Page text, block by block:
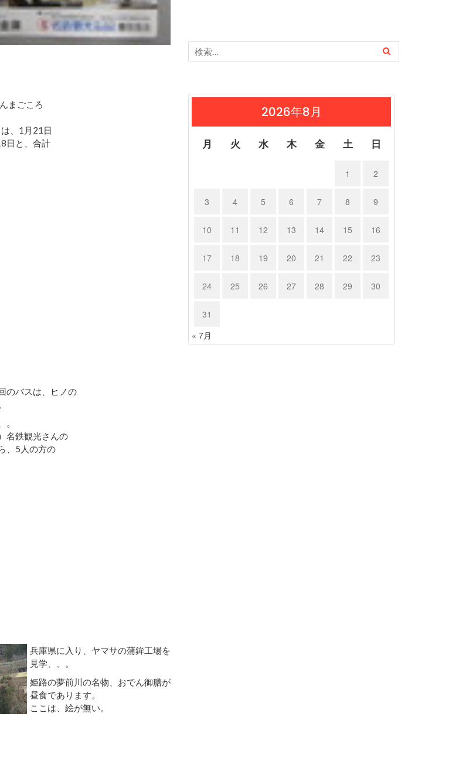
まごころ
、1月21日
日と、合計
のバスは、ヒノの
名鉄観光さんの
、5人の方の
兵庫県に入り、ヤマサの蒲鉾工場を
見学、、。
姫路の夢前川の名物、おでん御膳が
昼食であります。
ここは、絵が無い。
2026年8月
月 火 水 木 金 土 日
1 2
3 4 5 6 7 8 9
10 11 12 13 14 15 16
17 18 19 20 21 22 23
24 25 26 27 28 29 30
31
« 7月